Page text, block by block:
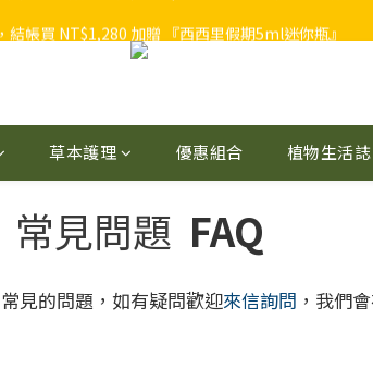
結帳買 NT$1,280 加贈 『西西里假期5ml迷你瓶』
結帳買 NT$1,280 加贈 『西西里假期5ml迷你瓶』
員獨享回饋，入會禮 NT$100 ＋ 2~8% 購物金回饋 ➟
草本護理 優惠組合 植物生活誌
常見問題 FAQ
見的問題，如有疑問歡迎來信詢問 ，我們